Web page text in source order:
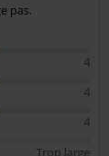
pas.
4
4
4
Trop large